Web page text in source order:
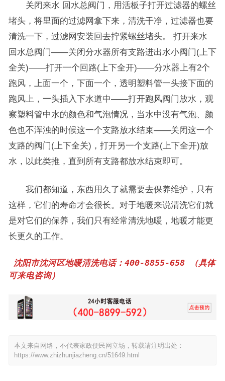
关闭来水 回水总阀门，用活板子打开过滤器的螺丝
堵头，将里面的过滤网拿下来，清洗干净，过滤器也要
清洗一下，过滤网安装回去拧紧螺丝堵头。 打开来水
回水总阀门——关闭分水器所有支路进出水小阀门(上下
全关)——打开一个回路(上下全开)——分水器上有2个
跑风，上面一个，下面一个，透明塑料管一头接下面的
跑风上，一头插入下水道中——打开跑风阀门放水，观
察塑料管中水的颜色和气泡情况，当水中没有气泡、颜
色也不浑浊的时候这一个支路放水结束——关闭这一个
支路的阀门(上下全关)，打开另一个支路(上下全开)放
水，以此类推，直到所有支路都放水结束即可。
我们都知道，东西用久了就需要去保养维护，只有
这样，它们的寿命才会很长。对于地暖来说清洗它们就
是对它们的保养，我们只有经常清洗地暖，地暖才能更
长更久的工作。
沈阳市沈河区地暖清洗电话：400-8855-658 （具体
可来电咨询）
本文来自网络，不代表家政便民网立场，转载请注明出处：
https://www.zhizhunjiazheng.cn/51649.html